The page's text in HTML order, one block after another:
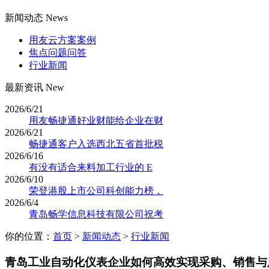
新闻动态 News
用友云方案案例
焦点问题问答
行业新闻
最新资讯 New
2026/6/21
用友畅捷通好业财能给企业在财
2026/6/21
畅捷通客户入选西北五省首批税
2026/6/16
有没有适合来料加工行业的 E
2026/6/10
荣登港股上市公司科创能力榜，
2026/6/4
青岛畅学信息科技有限公司祝考
你的位置： 首页 > 新闻动态 > 行业新闻
青岛工业自动化仪表企业如何高效实现采购、销售